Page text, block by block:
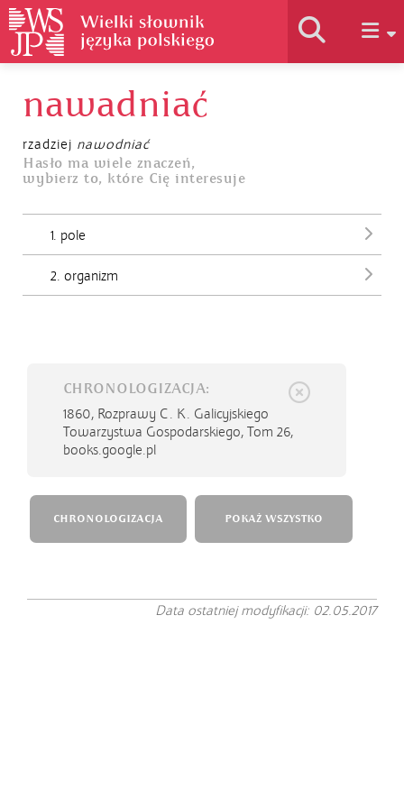
Historia słownika
Jak korzystać
nawadniać
rzadziej nawodniać
Hasło ma wiele znaczeń,
wybierz to, które Cię interesuje
1. pole
2. organizm
CHRONOLOGIZACJA:
1860, Rozprawy C. K. Galicyjskiego
Towarzystwa Gospodarskiego, Tom 26,
books.google.pl
CHRONOLOGIZACJA POKAŻ WSZYSTKO
Data ostatniej modyfikacji: 02.05.2017